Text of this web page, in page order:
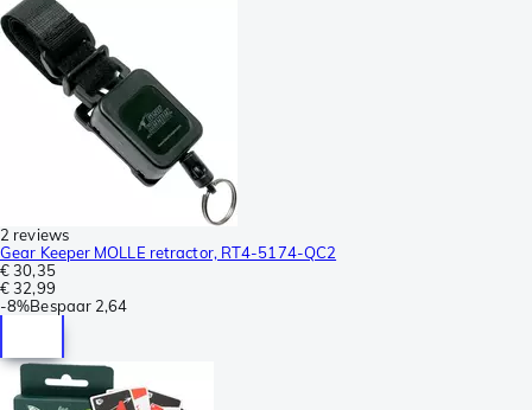
2 reviews
Gear Keeper MOLLE retractor, RT4-5174-QC2
€ 30,35
€ 32,99
-8%Bespaar 2,64